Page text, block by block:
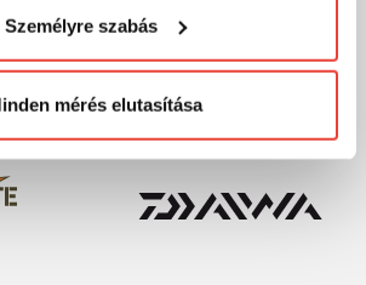
a döntésed ezzel kapcsolatban.
Személyre szabás
mérés elutasítása